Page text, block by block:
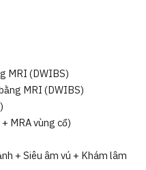
MRI (DWIBS)
MRI (DWIBS)
MRA vùng cổ)
+ Siêu âm vú + Khám lâm